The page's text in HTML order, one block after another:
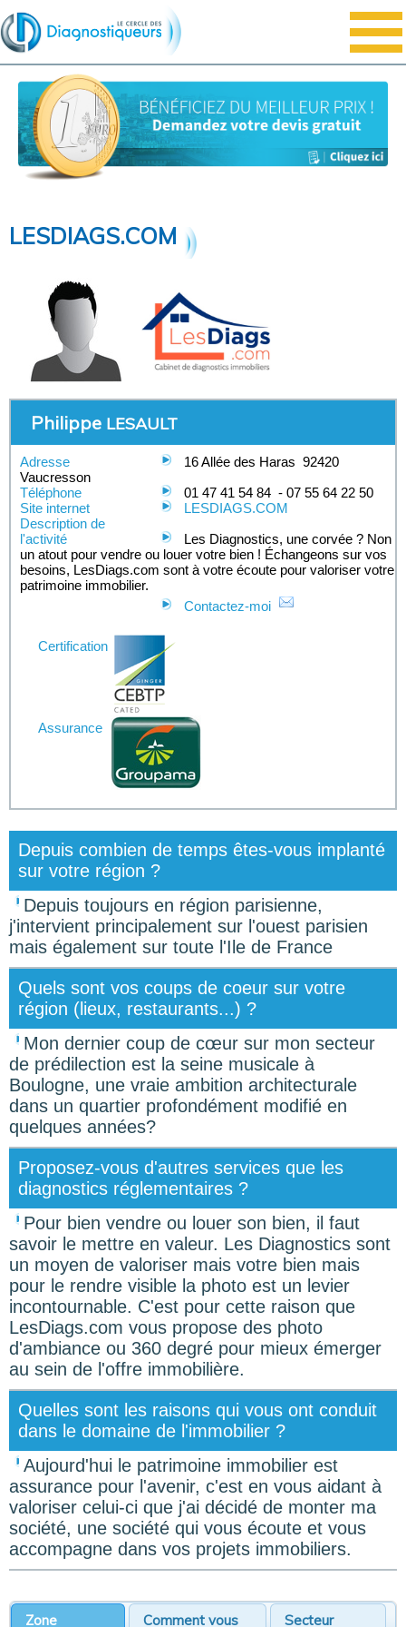
LESDIAGS.COM
Philippe LESAULT
Adresse 16 Allée des Haras 92420
Vaucresson
Téléphone
01 47 41 54 84 - 07 55 64 22 50
Site internet
LESDIAGS.COM
Description de
l'activité
Les Diagnostics, une corvée ? Non
un atout pour vendre ou louer votre bien ! Échangeons sur vos
besoins, LesDiags.com sont à votre écoute pour valoriser votre
patrimoine immobilier.
Contactez-moi
Certification
Assurance
Depuis combien de temps êtes-vous implanté
sur votre région ?
Depuis toujours en région parisienne,
j'intervient principalement sur l'ouest parisien
mais également sur toute l'Ile de France
Quels sont vos coups de coeur sur votre
région (lieux, restaurants...) ?
Mon dernier coup de cœur sur mon secteur
de prédilection est la seine musicale à
Boulogne, une vraie ambition architecturale
dans un quartier profondément modifié en
quelques années?
Proposez-vous d'autres services que les
diagnostics réglementaires ?
Pour bien vendre ou louer son bien, il faut
savoir le mettre en valeur. Les Diagnostics sont
un moyen de valoriser mais votre bien mais
pour le rendre visible la photo est un levier
incontournable. C'est pour cette raison que
LesDiags.com vous propose des photo
d'ambiance ou 360 degré pour mieux émerger
au sein de l'offre immobilière.
Quelles sont les raisons qui vous ont conduit
dans le domaine de l'immobilier ?
Aujourd'hui le patrimoine immobilier est
assurance pour l'avenir, c'est en vous aidant à
valoriser celui-ci que j'ai décidé de monter ma
société, une société qui vous écoute et vous
accompagne dans vos projets immobiliers.
Zone Comment vous Secteur